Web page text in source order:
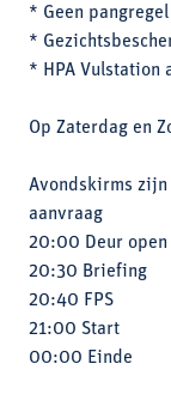
* Geen pangregel
*
* HPA Vulstation
Op Zaterdag en
Avondskirms zijn
aanvraag
20:00 Deur open
20:30 Briefing
20:40 FPS
21:00 Start
00:00 Einde